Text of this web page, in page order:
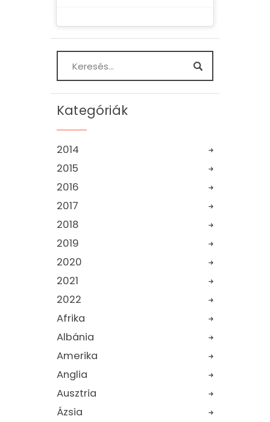
Kategóriák
2014
2015
2016
2017
2018
2019
2020
2021
2022
Afrika
Albánia
Amerika
Anglia
Ausztria
Ázsia